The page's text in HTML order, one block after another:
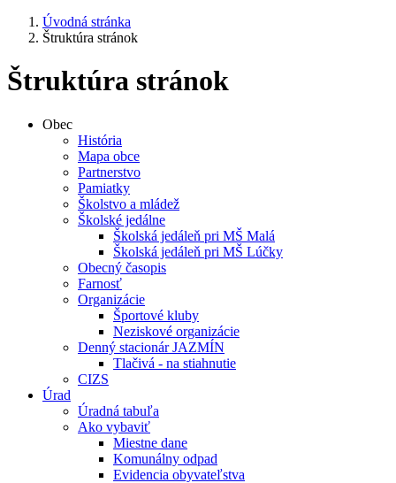
Úvodná stránka
Štruktúra stránok
Štruktúra stránok
Obec
História
Mapa obce
Partnerstvo
Pamiatky
Školstvo a mládež
Školské jedálne
Školská jedáleň pri MŠ Malá
Školská jedáleň pri MŠ Lúčky
Obecný časopis
Farnosť
Organizácie
Športové kluby
Neziskové organizácie
Denný stacionár JAZMÍN
Tlačivá - na stiahnutie
CIZS
Úrad
Úradná tabuľa
Ako vybaviť
Miestne dane
Komunálny odpad
Evidencia obyvateľstva